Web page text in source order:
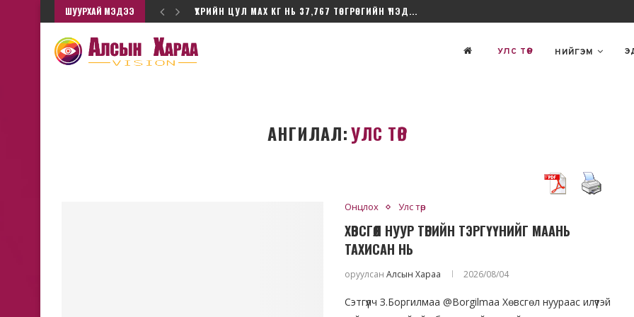
ШУУРХАЙ МЭДЭЭ ҮХРИЙН ЦУЛ МАХ КГ НЬ 37,767 ТӨГРӨГИЙН ҮНЭД...
УЛС ТӨР НИЙГЭМ
АНГИЛАЛ:УЛС ТӨР
Онцлох Улс төр
ХӨВСГӨЛ НУУР ТӨРИЙН ТЭРГҮҮНИЙГ МААНЬ
ТАХИСАН НЬ
оруулсан Алсын Хараа 2026/08/04
Сэтгүүлч З.Боргилмаа @Borgilmaa Хөвсгөл нуураас илүүтэй
Ц.Элбэгдорж, Х.Баттулга хоёр
юугаараа барьцаалагдаж
Эпштейнд "элссэн" бэ?
Б.Цогтгэрэл: Ж.Эпштейн
Оюутолгой, Дубайн гэрээний
2026/5 сар/05